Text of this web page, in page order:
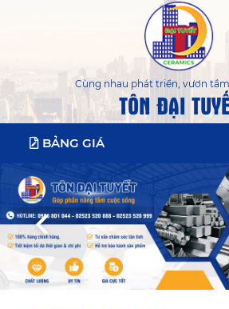
Cùng nhau phát triển, vươn
TÔN ĐẠI
BẢNG GIÁ